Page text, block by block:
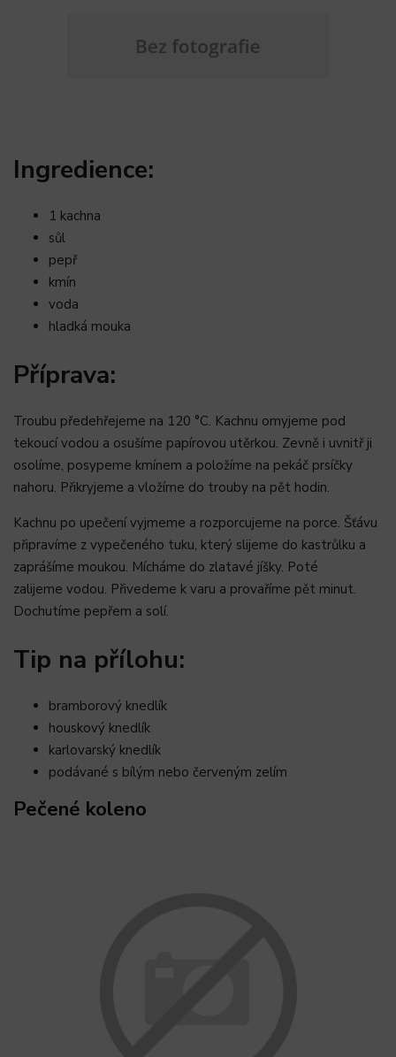
Ingredience:
1 kachna
sůl
pepř
kmín
voda
hladká mouka
Příprava:
Troubu předehřejeme na 120 °C. Kachnu omyjeme pod
tekoucí vodou a osušíme papírovou utěrkou. Zevně i uvnitř ji
osolíme, posypeme kmínem a položíme na pekáč prsíčky
nahoru. Přikryjeme a vložíme do trouby na pět hodin.
Kachnu po upečení vyjmeme a rozporcujeme na porce. Šťávu
připravíme z vypečeného tuku, který slijeme do kastrůlku a
zaprášíme moukou. Mícháme do zlatavé jíšky. Poté
zalijeme vodou. Přivedeme k varu a provaříme pět minut.
Dochutíme pepřem a solí.
Tip na přílohu:
bramborový knedlík
houskový knedlík
karlovarský knedlík
podávané s bílým nebo červeným zelím
Pečené koleno